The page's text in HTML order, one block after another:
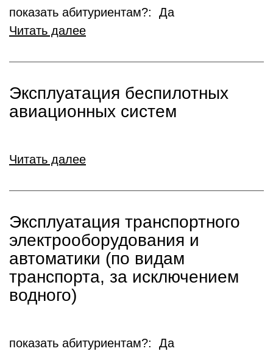
показать абитуриентам?: Да
Читать далее
Эксплуатация беспилотных
авиационных систем
Читать далее
Эксплуатация транспортного
электрооборудования и
автоматики (по видам
транспорта, за исключением
водного)
показать абитуриентам?: Да